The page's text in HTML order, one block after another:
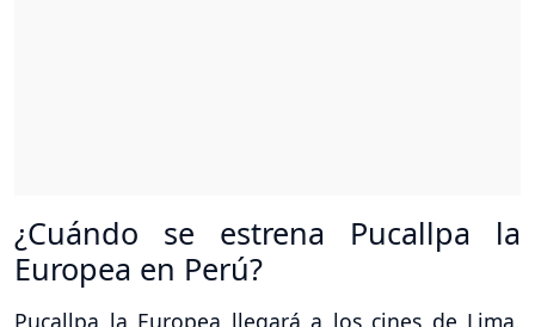
¿Cuándo se estrena Pucallpa la
Europea en Perú?
Pucallpa la Europea llegará a los cines de Lima,